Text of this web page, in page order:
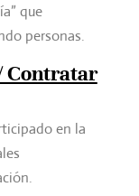
que
personas.
Contratar
en la